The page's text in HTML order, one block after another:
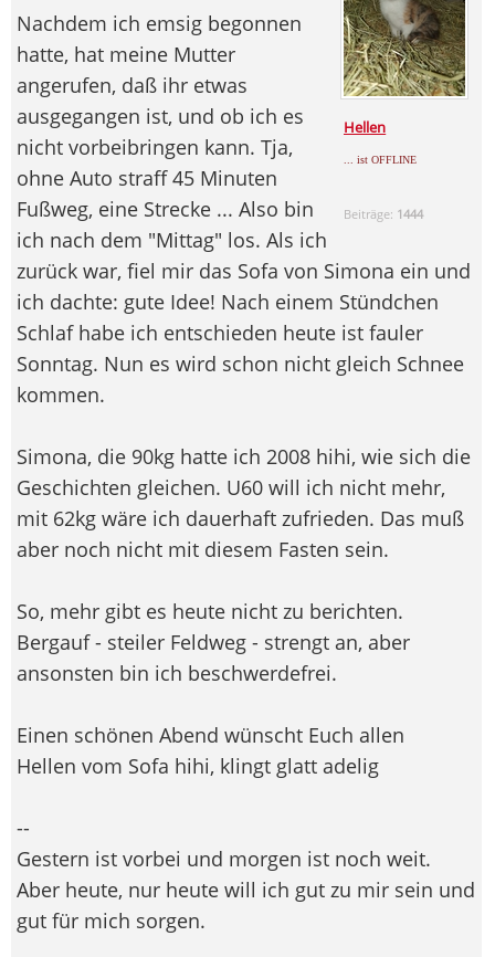
Hellen
... ist OFFLINE
Beiträge: 1444
Nachdem ich emsig begonnen
hatte, hat meine Mutter
angerufen, daß ihr etwas
ausgegangen ist, und ob ich es
nicht vorbeibringen kann. Tja,
ohne Auto straff 45 Minuten
Fußweg, eine Strecke ... Also bin
ich nach dem "Mittag" los. Als ich
zurück war, fiel mir das Sofa von Simona ein und
ich dachte: gute Idee! Nach einem Stündchen
Schlaf habe ich entschieden heute ist fauler
Sonntag. Nun es wird schon nicht gleich Schnee
kommen.
Simona, die 90kg hatte ich 2008 hihi, wie sich die
Geschichten gleichen. U60 will ich nicht mehr,
mit 62kg wäre ich dauerhaft zufrieden. Das muß
aber noch nicht mit diesem Fasten sein.
So, mehr gibt es heute nicht zu berichten.
Bergauf - steiler Feldweg - strengt an, aber
ansonsten bin ich beschwerdefrei.
Einen schönen Abend wünscht Euch allen
Hellen vom Sofa hihi, klingt glatt adelig
--
Gestern ist vorbei und morgen ist noch weit.
Aber heute, nur heute will ich gut zu mir sein und
gut für mich sorgen.